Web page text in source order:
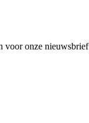
voor onze nieuwsbrief